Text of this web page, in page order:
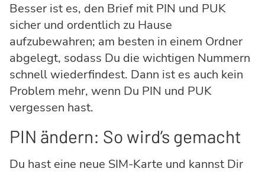
Besser ist es, den Brief mit PIN und PUK
sicher und ordentlich zu Hause
aufzubewahren; am besten in einem Ordner
abgelegt, sodass Du die wichtigen Nummern
schnell wiederfindest. Dann ist es auch kein
Problem mehr, wenn Du PIN und PUK
vergessen hast.
PIN ändern: So wird’s gemacht
Du hast eine neue SIM-Karte und kannst Dir